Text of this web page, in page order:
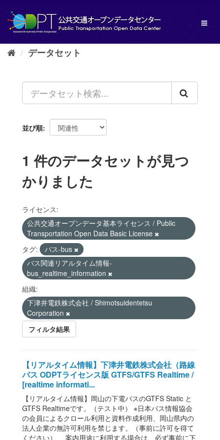
し
データセット
並び順
1 件のデータセットが見つ
かりました
ライセンス:
公共交通オープンデータ基本ライセンス / Public
Transportation Open Data Basic License
タグ:
バス-bus
バス関連リアルタイム情報-
bus_realtime_information
組織:
下津井電鉄株式会社 / Shimotsuidentetsu
Corporation
フィルタ結果
【リアルタイム情報】下津井電鉄株式会社（路線
バス ODPTライセンス版 GTFS/GTFS Realtime /
[realtime informati...
【リアルタイム情報】岡山の下電バスのGTFS Static と
GTFS Realtimeです。（テスト中） ※日本バス情報協会
の会員によるクロール利用と資料作成利用、岡山県内の
法人企業の無許可利用を禁じます。（事前に許可を得て
ください） 案内用途に利用する場合は、必ず事前に下